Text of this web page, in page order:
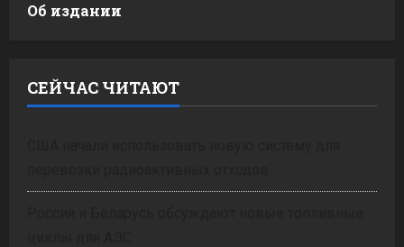
Об издании
СЕЙЧАС ЧИТАЮТ